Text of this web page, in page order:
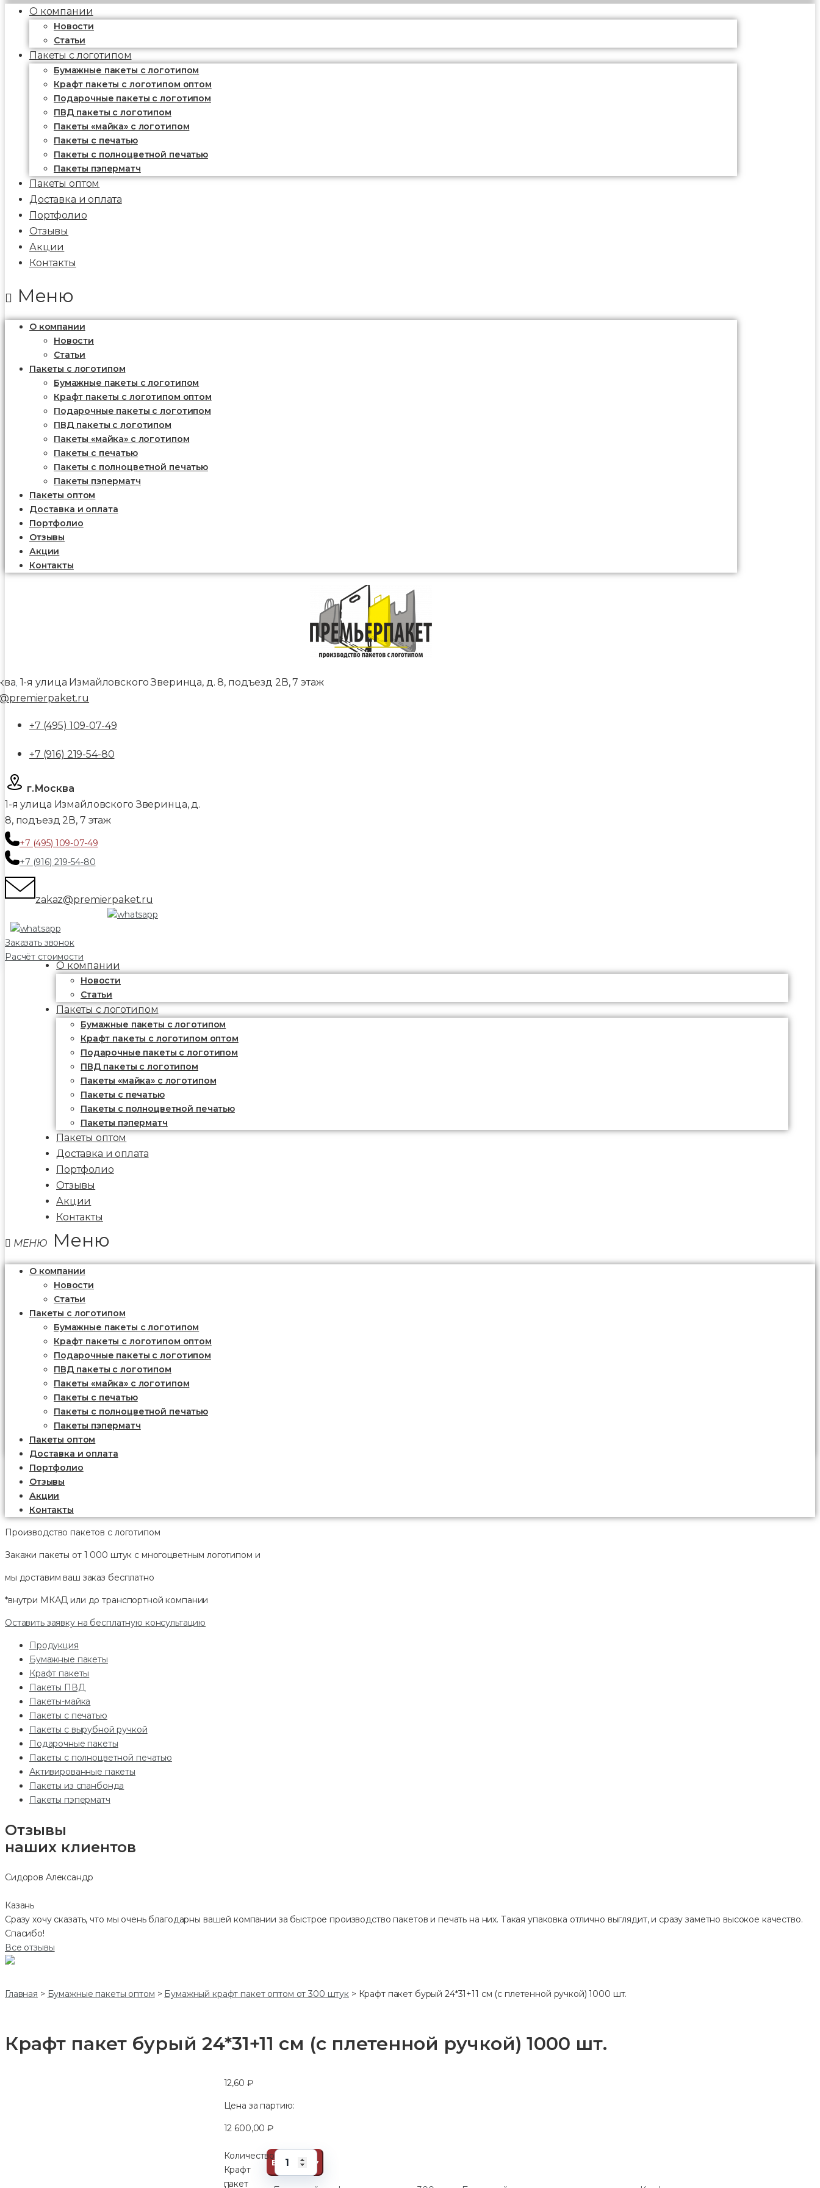
О компании
Новости
Статьи
Пакеты с логотипом
Бумажные пакеты с логотипом
Крафт пакеты с логотипом оптом
Подарочные пакеты с логотипом
ПВД пакеты с логотипом
Пакеты «майка» с логотипом
Пакеты c печатью
Пакеты с полноцветной печатью
Пакеты пэперматч
Пакеты оптом
Доставка и оплата
Портфолио
Отзывы
Акции
Контакты
Меню
О компании
Новости
Статьи
Пакеты с логотипом
Бумажные пакеты с логотипом
Крафт пакеты с логотипом оптом
Подарочные пакеты с логотипом
ПВД пакеты с логотипом
Пакеты «майка» с логотипом
Пакеты c печатью
Пакеты с полноцветной печатью
Пакеты пэперматч
Пакеты оптом
Доставка и оплата
Портфолио
Отзывы
Акции
Контакты
, 1-я улица Измайловского Зверинца, д. 8, подъезд 2В, 7 этаж
+7 (495) 109-07-49
+7 (916) 219-54-80
г.Москва
1-я улица Измайловского Зверинца, д.
8, подъезд 2В, 7 этаж
+7 (495) 109-07-49
+7 (916) 219-54-80
zakaz@premierpaket.ru
Заказать звонок
Расчёт стоимости
О компании
Новости
Статьи
Пакеты с логотипом
Бумажные пакеты с логотипом
Крафт пакеты с логотипом оптом
Подарочные пакеты с логотипом
ПВД пакеты с логотипом
Пакеты «майка» с логотипом
Пакеты c печатью
Пакеты с полноцветной печатью
Пакеты пэперматч
Пакеты оптом
Доставка и оплата
Портфолио
Отзывы
Акции
Контакты
Меню
О компании
Новости
Статьи
Пакеты с логотипом
Бумажные пакеты с логотипом
Крафт пакеты с логотипом оптом
Подарочные пакеты с логотипом
ПВД пакеты с логотипом
Пакеты «майка» с логотипом
Пакеты c печатью
Пакеты с полноцветной печатью
Пакеты пэперматч
Пакеты оптом
Доставка и оплата
Портфолио
Отзывы
Акции
Контакты
Производство пакетов с логотипом
Закажи пакеты от 1 000 штук с многоцветным логотипом и
мы доставим ваш заказ бесплатно
*внутри МКАД или до транспортной компании
Оставить заявку на бесплатную консультацию
Продукция
Бумажные пакеты
Крафт пакеты
Пакеты ПВД
Пакеты-майка
Пакеты с печатью
Пакеты с вырубной ручкой
Подарочные пакеты
Пакеты с полноцветной печатью
Активированные пакеты
Пакеты из спанбонда
Пакеты пэперматч
Отзывы
наших клиентов
Сидоров Александр
Казань
Сразу хочу сказать, что мы очень благодарны вашей компании за быстрое производство пакетов и печать на них. Такая упаковка отлично выглядит, и сразу заметно высокое качество.
Спасибо!
Все отзывы
Главная > Бумажные пакеты оптом > Бумажный крафт пакет оптом от 300 штук> Крафт пакет бурый 24*31+11 см (с плетенной ручкой) 1000 шт.
Крафт пакет бурый 24*31+11 см (с плетенной ручкой) 1000 шт.
12,60 ₽
Цена за партию:
12 600,00₽
Количество
Крафт
пакет
В корзину